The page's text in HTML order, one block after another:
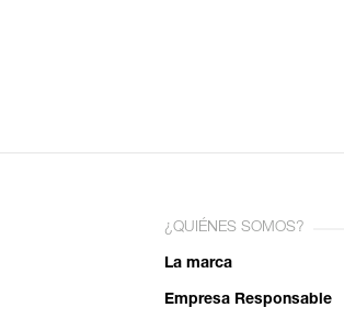
¿QUIÉNES SOMOS?
La marca
Empresa Responsable